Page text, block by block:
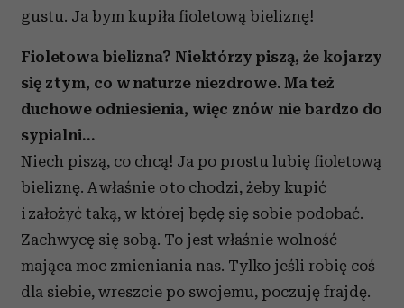
gustu. Ja bym kupiła fioletową bieliznę!
Fioletowa bielizna? Niektórzy piszą, że kojarzy
się z tym, co w naturze niezdrowe. Ma też
duchowe odniesienia, więc znów nie bardzo do
sypialni…
Niech piszą, co chcą! Ja po prostu lubię fioletową
bieliznę. A właśnie o to chodzi, żeby kupić
i założyć taką, w której będę się sobie podobać.
Zachwycę się sobą. To jest właśnie wolność
mająca moc zmieniania nas. Tylko jeśli robię coś
dla siebie, wreszcie po swojemu, poczuję frajdę.